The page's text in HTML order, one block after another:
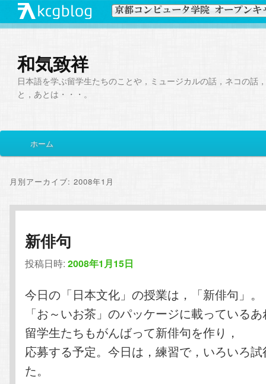
和気致祥
日本語を学ぶ留学生たちのことや，ミュージカルの話，ネコの話
と，あとは・・・。
イ
メ
ン
コ
ン
テ
ン
ツ
へ
サ
コ
ン
テ
ン
ツ
へ
移
ホーム
月別アーカイブ:2008年1月
新俳句
投稿日時:2008年1月15日
今日の「日本文化」の授業は，「新俳句」。
「お～いお茶」のパッケージに載っている
留学生たちもがんばって新俳句を作り，
応募する予定。今日は，練習で，いろいろ
た。